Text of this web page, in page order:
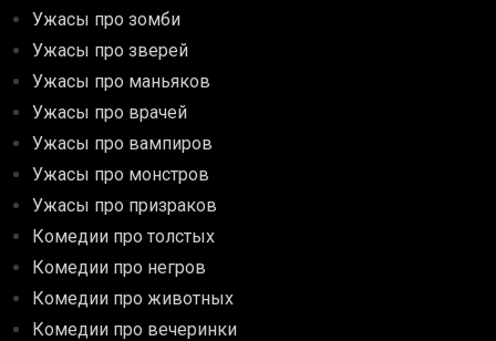
Ужасы про зомби
Ужасы про зверей
Ужасы про маньяков
Ужасы про врачей
Ужасы про вампиров
Ужасы про монстров
Ужасы про призраков
Комедии про толстых
Комедии про негров
Комедии про животных
Комедии про вечеринки